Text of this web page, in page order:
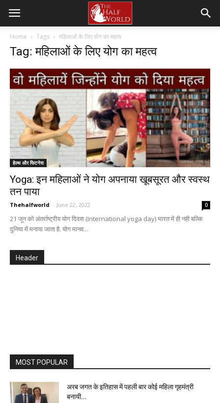
Home Tags महिलाओं के लिए योग का महत्व
Tag: महिलाओं के लिए योग का महत्व
हेल्थ और फिटनेस
Yoga: इन महिलाओं ने योग अपनाया खूबसूरत और स्वस्थ
तन पाया
Thehalfworld - June 22, 2022 0
21 जून को अंतर्राष्ट्रीय योग दिवस (International yoga day) भारत में ही नही बल्कि
दुनिया में मनाया जाता है. योग मानव...
Header
MOST POPULAR
अरब जगत के इतिहास में पहली बार कोई महिला गृहमंत्री
बनायी...